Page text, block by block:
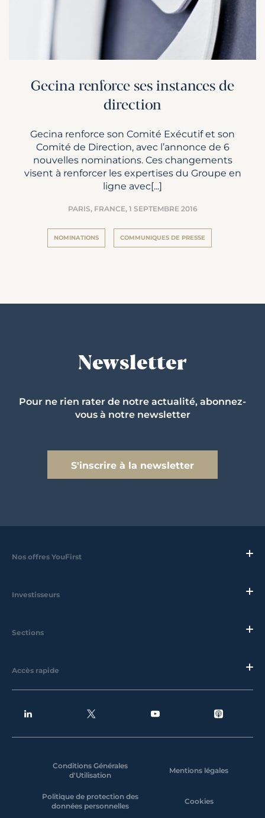
Gecina renforce ses instances de
direction
Gecina renforce son Comité Exécutif et son
Comité de Direction, avec l’annonce de 6
nouvelles nominations. Ces changements
visent à renforcer les expertises du Groupe en
ligne avec[...]
PARIS, FRANCE, 1 SEPTEMBRE 2016
NOMINATIONS COMMUNIQUES DE PRESSE
Newsletter
Pour ne rien rater de notre actualité, abonnez-
vous à notre newsletter
S'inscrire à la newsletter
Nos offres YouFirst
Investisseurs
Sections
Accès rapide
Conditions Générales
d'Utilisation
Mentions légales
Politique de protection des
données personnelles
Cookies